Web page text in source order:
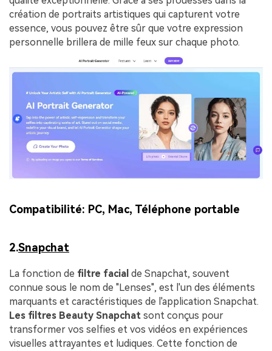
création de portraits artistiques qui capturent votre
essence, vous pouvez être sûr que votre expression
personnelle brillera de mille feux sur chaque photo.
Compatibilité: PC, Mac, Téléphone portable
2.Snapchat
La fonction de filtre facial de Snapchat, souvent
connue sous le nom de "Lenses", est l'un des éléments
marquants et caractéristiques de l'application Snapchat.
Les filtres Beauty Snapchat sont conçus pour
transformer vos selfies et vos vidéos en expériences
visuelles attrayantes et ludiques. Cette fonction de